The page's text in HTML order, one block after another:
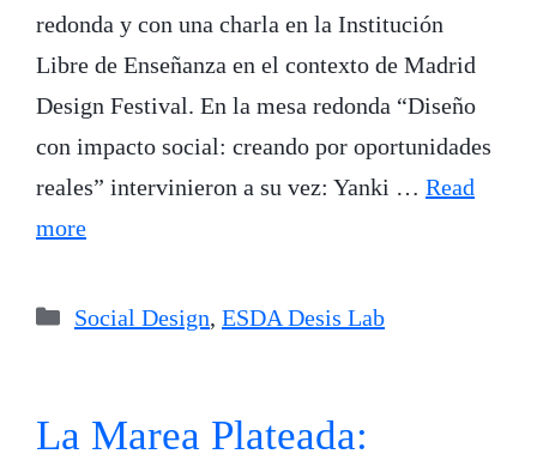
redonda y con una charla en la Institución
Libre de Enseñanza en el contexto de Madrid
Design Festival. En la mesa redonda “Diseño
con impacto social: creando por oportunidades
reales” intervinieron a su vez: Yanki … Read
more
Categories
Social Design, ESDA Desis Lab
La Marea Plateada: